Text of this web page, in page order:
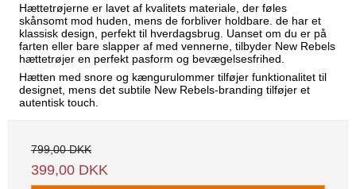
Hættetrøjerne er lavet af kvalitets materiale, der føles
skånsomt mod huden, mens de forbliver holdbare. de har et
klassisk design, perfekt til hverdagsbrug. Uanset om du er på
farten eller bare slapper af med vennerne, tilbyder New Rebels
hættetrøjer en perfekt pasform og bevægelsesfrihed.
Hætten med snore og kængurulommer tilføjer funktionalitet til
designet, mens det subtile New Rebels-branding tilføjer et
autentisk touch.
799,00 DKK
399,00 DKK